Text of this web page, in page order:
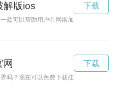
解版ios
款可以帮助用户在网络加速方面更上一
下载
网
吗？现在可以免费下载挂梯子加速器app
下载